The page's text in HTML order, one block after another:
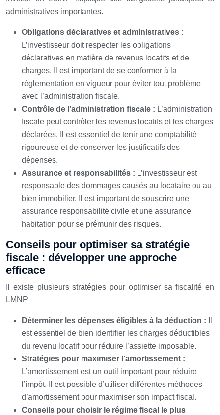
administratives importantes.
Obligations déclaratives et administratives :
L’investisseur doit respecter les obligations
déclaratives en matière de revenus locatifs et de
charges. Il est important de se conformer à la
réglementation en vigueur pour éviter tout problème
avec l’administration fiscale.
Contrôle de l’administration fiscale : L’administration
fiscale peut contrôler les revenus locatifs et les charges
déclarées. Il est essentiel de tenir une comptabilité
rigoureuse et de conserver les justificatifs des
dépenses.
Assurance et responsabilités : L’investisseur est
responsable des dommages causés au locataire ou au
bien immobilier. Il est important de souscrire une
assurance responsabilité civile et une assurance
habitation pour se prémunir des risques.
Conseils pour optimiser sa stratégie
fiscale : développer une approche
efficace
Il existe plusieurs stratégies pour optimiser sa fiscalité en
LMNP.
Déterminer les dépenses éligibles à la déduction :
est essentiel de bien identifier les charges déductibles
du revenu locatif pour réduire l’assiette imposable.
Stratégies pour maximiser l’amortissement :
L’amortissement est un outil important pour réduire
l’impôt. Il est possible d’utiliser différentes méthodes
d’amortissement pour maximiser son impact fiscal.
Conseils pour choisir le régime fiscal le plus